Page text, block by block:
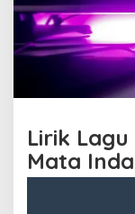
a
Lirik Lagu
Mata